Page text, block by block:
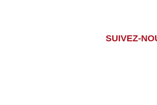
SUIVEZ-